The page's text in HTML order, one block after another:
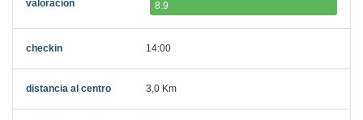
8.9
14:00
3,0 Km